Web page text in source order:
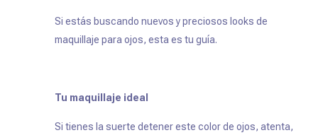
Si estás buscando nuevos y preciosos looks de
maquillaje para ojos, esta es tu guía.
Tu maquillaje ideal
Si tienes la suerte detener este color de ojos, atenta,